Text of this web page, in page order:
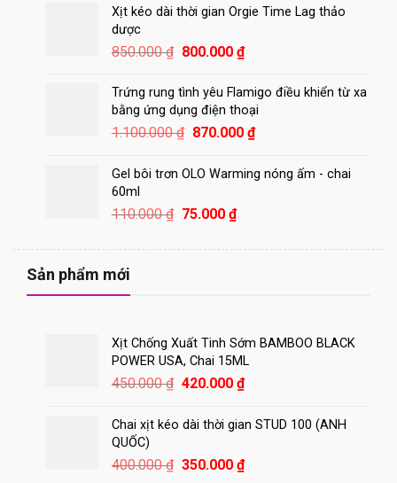
250.000 ₫.là:
Xịt kéo dài thời gian Orgie Time Lag thảo
dược
850.000₫ Giá
là:
850.000 ₫.
800.000 ₫Giá
tại
là:
800.000 ₫.
Trứng rung tình yêu Flamigo điều khiển từ xa
bằng ứng dụng điện thoại
1.100.000₫ Giá
là:
870.000 ₫Giá
tại
Gel bôi trơn OLO Warming nóng ấm - chai
60ml
110.000₫ Giá
là:
75.000 ₫Giá
tại
Sản phẩm mới
Xịt Chống Xuất Tinh Sớm BAMBOO BLACK
POWER USA, Chai 15ML
450.000₫ Giá
là:
420.000 ₫Giá
tại
420.000 ₫.
Chai xịt kéo dài thời gian STUD 100 (ANH
QUỐC)
400.000₫ Giá
350.000 ₫Giá